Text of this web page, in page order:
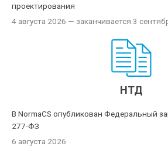
проектирования
4 августа 2026 — заканчивается 3
НТД
В NormaCS опубликован Федеральный
277-ФЗ
6 августа 2026